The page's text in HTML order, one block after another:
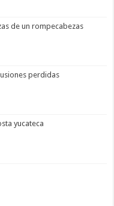
de un rompecabezas
perdidas
yucateca